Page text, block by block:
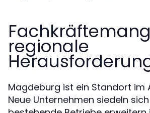
regionale
Magdeburg ist ein Standort im
Neue Unternehmen siedeln